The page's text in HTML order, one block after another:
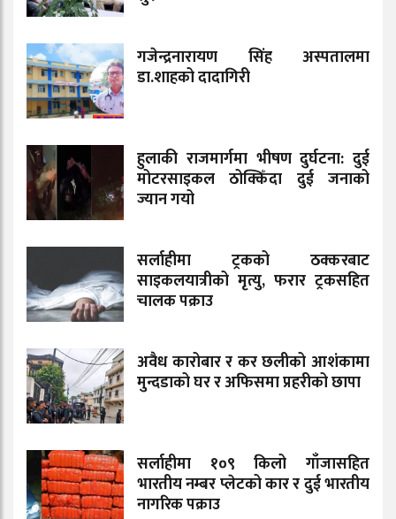
गजेन्द्रनारायण सिंह अस्पतालमा
डा.शाहको दादागिरी
हुलाकी राजमार्गमा भीषण दुर्घटना: दुई
मोटरसाइकल ठोक्किँदा दुई जनाको
ज्यान गयो
सर्लाहीमा ट्रकको ठक्करबाट
साइकलयात्रीको मृत्यु, फरार ट्रकसहित
चालक पक्राउ
अवैध कारोबार र कर छलीको आशंकामा
मुन्दडाको घर र अफिसमा प्रहरीको छापा
सर्लाहीमा १०९ किलो गाँजासहित
भारतीय नम्बर प्लेटको कार र दुई भारतीय
नागरिक पक्राउ